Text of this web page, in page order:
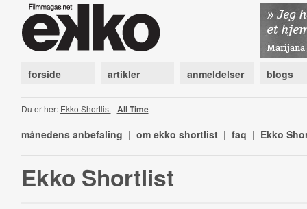
forside artikler anmeldelser blogs
Du er her: Ekko Shortlist| All Time
månedens anbefaling | om ekko shortlist | faq | Ekko
Ekko Shortlist